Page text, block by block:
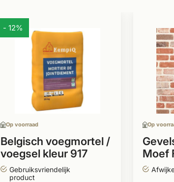
- 12%
Op voorraad
Belgisch voegmortel /
voegsel kleur 917
zand nuance per zak
Gebruiksvriendelijk
product
Op
Moef